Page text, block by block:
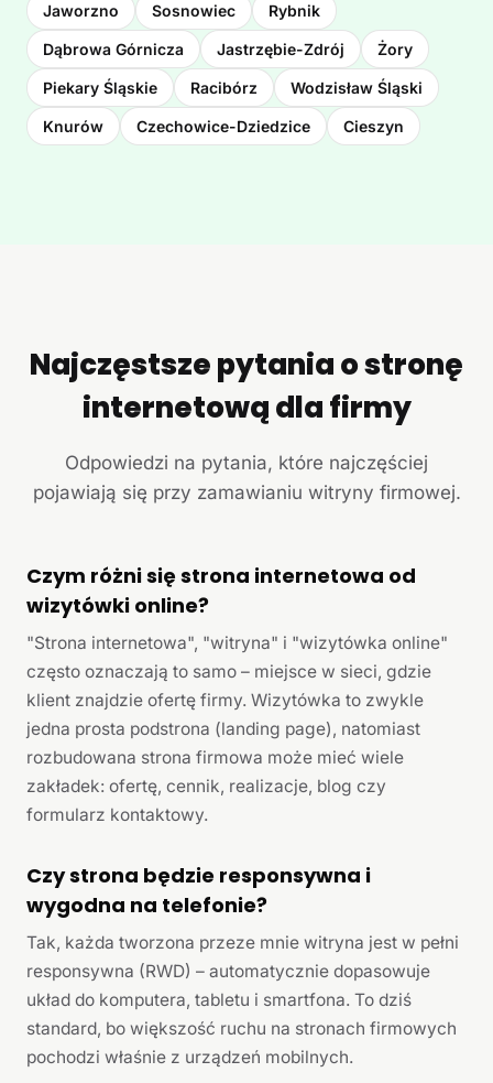
Jaworzno Sosnowiec Rybnik
Dąbrowa Górnicza Jastrzębie-Zdrój Żory
Piekary Śląskie Racibórz Wodzisław Śląski
Knurów Czechowice-Dziedzice Cieszyn
Najczęstsze pytania o stronę
internetową dla firmy
Odpowiedzi na pytania, które najczęściej
pojawiają się przy zamawianiu witryny firmowej.
Czym różni się strona internetowa od
wizytówki online?
"Strona internetowa", "witryna" i "wizytówka online"
często oznaczają to samo – miejsce w sieci, gdzie
klient znajdzie ofertę firmy. Wizytówka to zwykle
jedna prosta podstrona (landing page), natomiast
rozbudowana strona firmowa może mieć wiele
zakładek: ofertę, cennik, realizacje, blog czy
formularz kontaktowy.
Czy strona będzie responsywna i
wygodna na telefonie?
Tak, każda tworzona przeze mnie witryna jest w pełni
responsywna (RWD) – automatycznie dopasowuje
układ do komputera, tabletu i smartfona. To dziś
standard, bo większość ruchu na stronach firmowych
pochodzi właśnie z urządzeń mobilnych.